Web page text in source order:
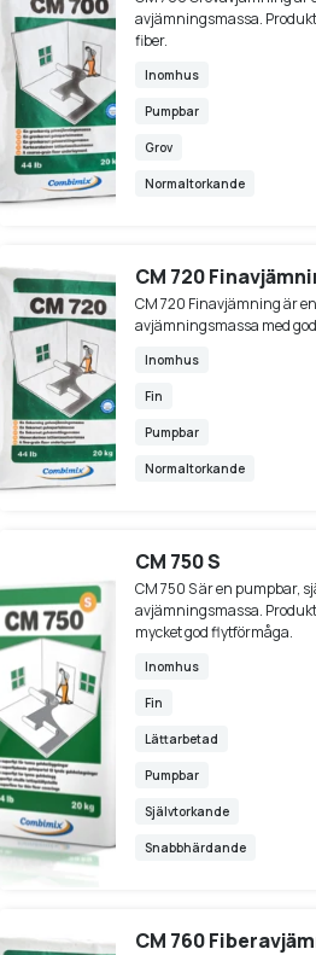
avjämningsmassa.
fiber.
Inomhus
Pumpbar
Grov
Normaltorkande
CM 720
CM 720 Finavjämning är
avjämningsmassa med
Inomhus
Fin
Pumpbar
Normaltorkande
CM 750 S
CM 750 S är en pumpbar,
avjämningsmassa.
mycket god flytförmåga.
Inomhus
Fin
Lättarbetad
Pumpbar
Självtorkande
Snabbhärdande
CM 760